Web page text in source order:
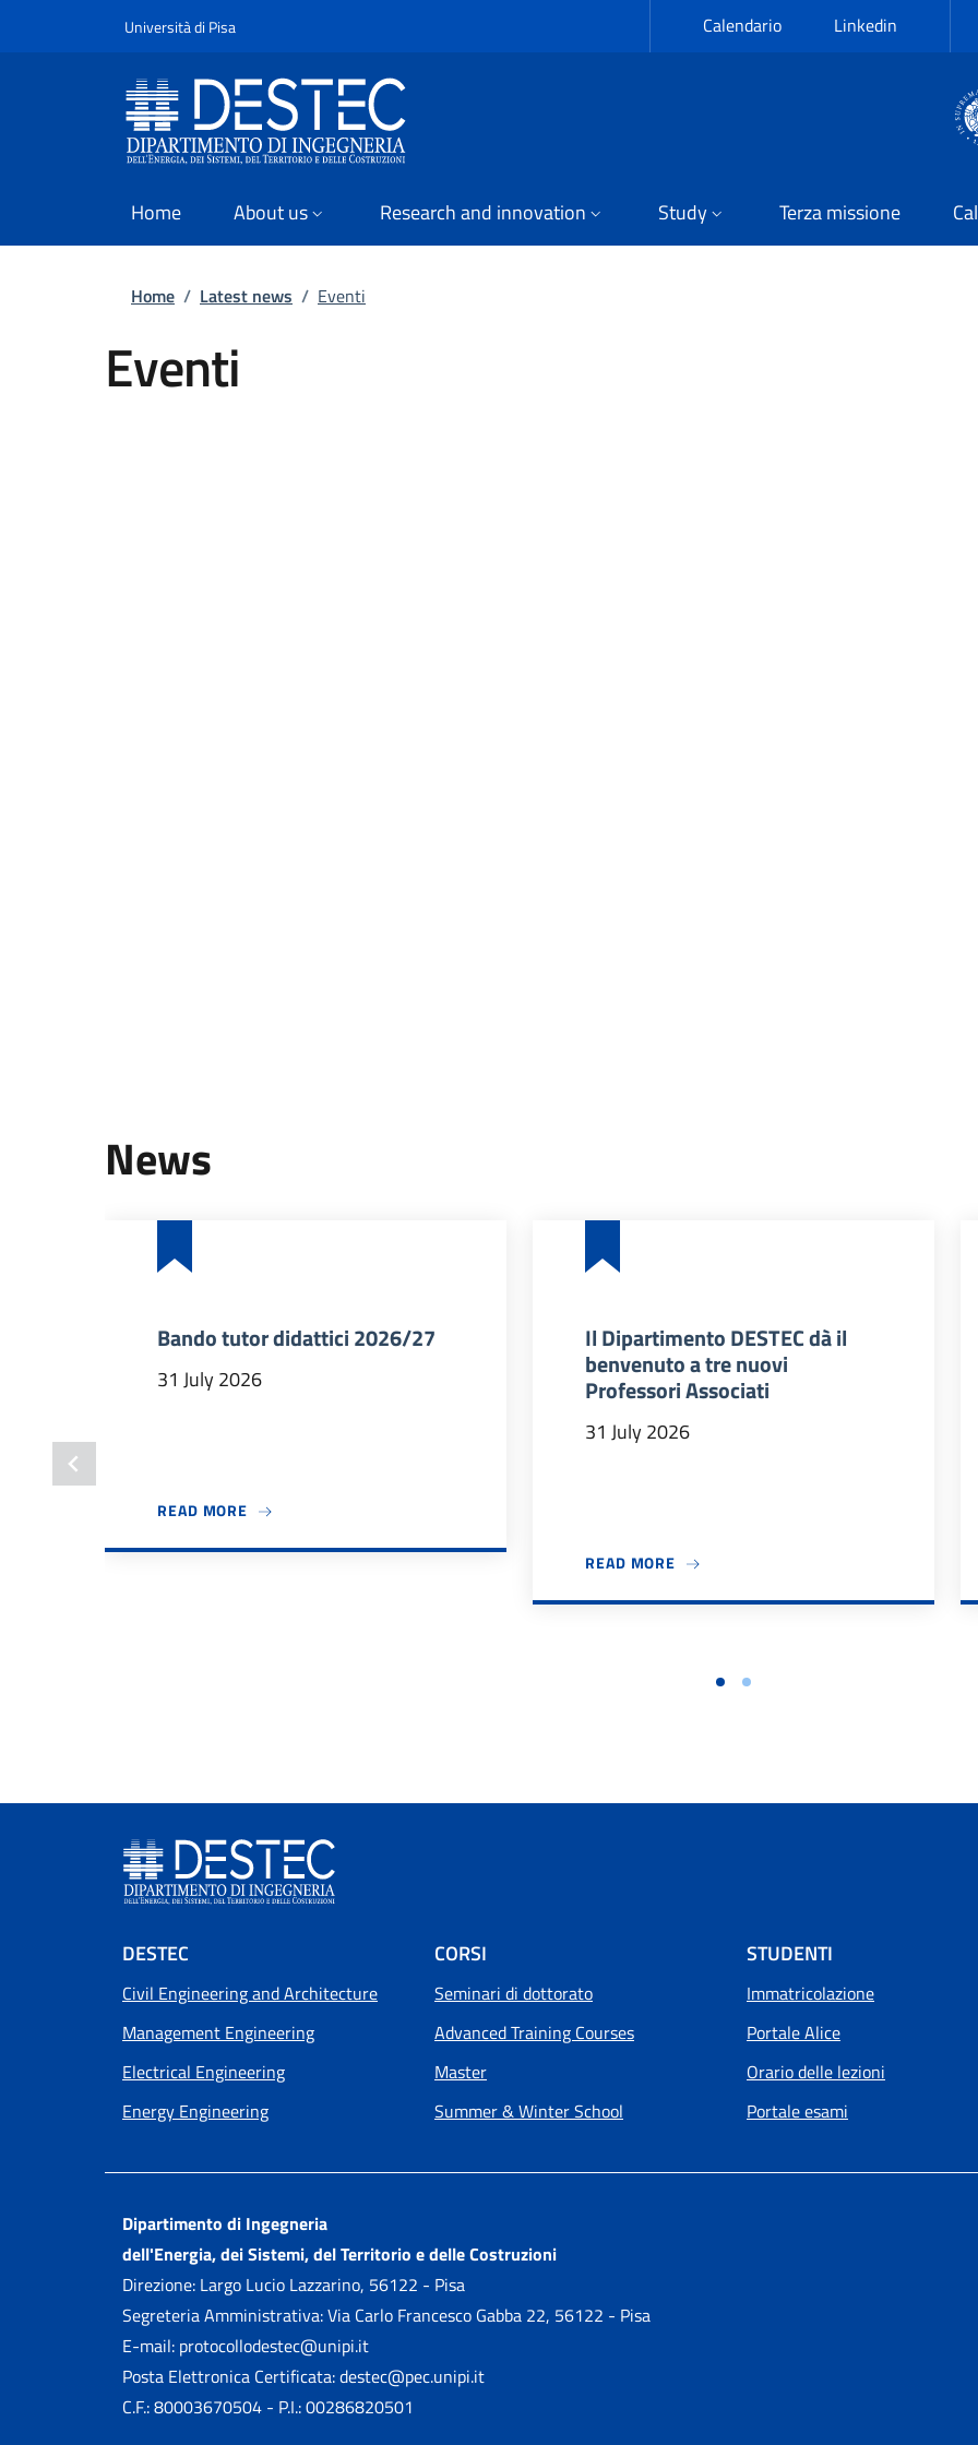
Università di PisaSlim Calendario Linkedin
Home About us Research and innovation Study Terza missione
Breadcrumb
Home / Latest news / Eventi
Eventi
News
Bando tutor didattici 2026/27
31 July 2026
READ MORE ABOUT BANDO TUTOR DIDATTICI 2026/27
Il Dipartimento DESTEC dà il
benvenuto a tre nuovi
Professori Associati
31 July 2026
READ MORE ABOUT IL DIPARTIMENTO DESTEC DÀ
Footer menu
DESTEC
Civil Engineering and Architecture
Management Engineering
Electrical Engineering
Energy Engineering
CORSI
Seminari di dottorato
Advanced Training Courses
Master
Summer & Winter School
STUDENTI
Immatricolazione
Portale Alice
Orario delle lezioni
Portale esami
Dipartimento di Ingegneria
dell'Energia, dei Sistemi, del Territorio e delle Costruzioni
Direzione: Largo Lucio Lazzarino, 56122 - Pisa
Segreteria Amministrativa: Via Carlo Francesco Gabba 22, 56122 - Pisa
E-mail: protocollodestec@unipi.it
Posta Elettronica Certificata: destec@pec.unipi.it
C.F.: 80003670504 - P.I.: 00286820501